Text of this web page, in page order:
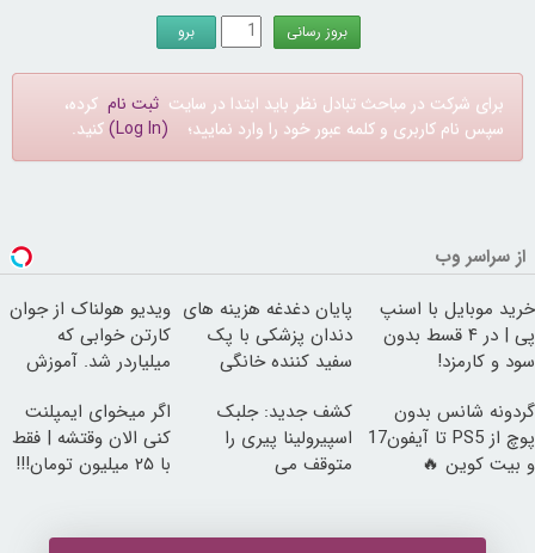
برای شرکت در مباحث تبادل نظر باید ابتدا در سایت ثبت نام کرده،
سپس نام کاربری و کلمه عبور خود را وارد نمایید؛ (Log In) کنید.
از سراسر وب
خرید موبایل با اسنپ
پی | در ۴ قسط بدون
سود و کارمزد!
پایان دغدغه هزینه های
دندان پزشکی با پک
سفید کننده خانگی
ویدیو هولناک از جوان
کارتن خوابی که
میلیاردر شد. آموزش
گردونه شانس بدون
پوچ از PS5 تا آیفون17
و بیت کوین 🔥
کشف جدید: جلبک
اسپیرولینا پیری را
متوقف می
اگر میخوای ایمپلنت
کنی الان وقتشه | فقط
با ۲۵ میلیون تومان!!!